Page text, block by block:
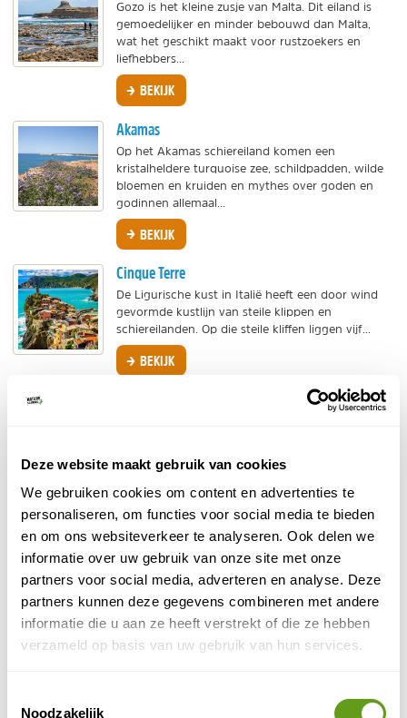
Deze website maakt gebruik van cookies
We gebruiken cookies om content en advertenties te
personaliseren, om functies voor social media te bieden
en om ons websiteverkeer te analyseren. Ook delen we
informatie over uw gebruik van onze site met onze
partners voor social media, adverteren en analyse. Deze
partners kunnen deze gegevens combineren met andere
informatie die u aan ze heeft verstrekt of die ze hebben
verzameld op basis van uw gebruik van hun services.
Noodzakelijk
Gozo is het kleine zusje van Malta. Dit eiland is
gemoedelijker en minder bebouwd dan Malta,
wat het geschikt maakt voor rustzoekers en
liefhebbers...
BEKIJK
Akamas
Op het Akamas schiereiland komen een
kristalheldere turquoise zee, schildpadden, wilde
bloemen en kruiden en mythes over goden en
godinnen allemaal...
BEKIJK
Cinque Terre
De Ligurische kust in Italië heeft een door wind
gevormde kustlijn van steile klippen en
schiereilanden. Op die steile kliffen liggen vijf...
BEKIJK
BEKIJK
Balearen
De Balearen archipel bestaat uit zes Spaanse
eilanden in de Middellandse Zee en vormt een
prachtige bestemming voor een goedkope
zonvakantie of een...
BEKIJK
genoemd. Het Franse eiland heeft een ongerepte